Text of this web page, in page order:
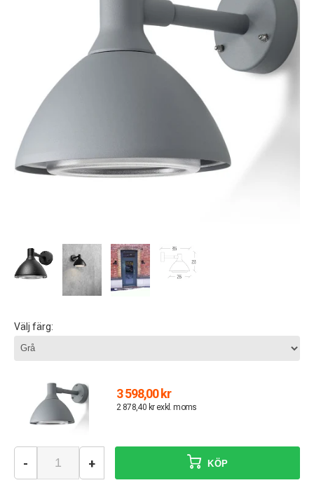
Välj färg:
3 598,00 kr
2 878,40 kr exkl. moms
- + KÖP